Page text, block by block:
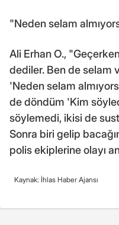
"Neden selam
Ali Erhan O.,
dediler. Ben de selam
'Neden selam
de döndüm 'Kim
söylemedi, ikisi de
Sonra biri gelip
polis ekiplerine olayı
Kaynak: İhlas Haber Ajansı